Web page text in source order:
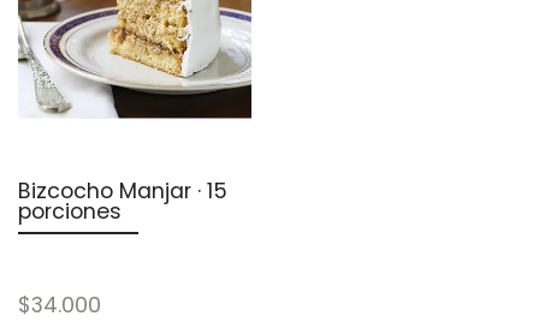
Bizcocho Manjar · 15
porciones
$34.000